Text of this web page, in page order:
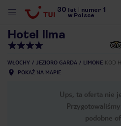
30 lat numer 1
w Polsce
Hotel Ilma
WŁOCHY JEZIORO GARDA LIMONE KOD
POKAŻ NA MAPIE
Ups, ta oferta nie
podobne